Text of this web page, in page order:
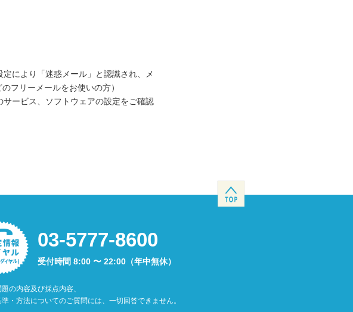
により「迷惑メール」と認識され、メ
フリーメールをお使いの方）
ービス、ソフトウェアの設定をご確認
03-5777-8600
受付時間 8:00 〜 22:00（年中無休）
の内容及び採点内容、
・方法についてのご質問には、一切回答できません。